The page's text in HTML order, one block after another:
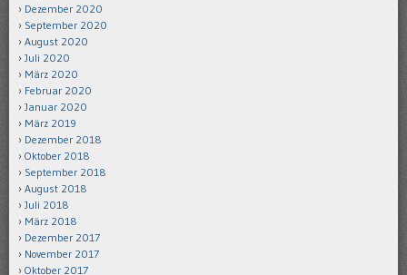
Dezember 2020
September 2020
August 2020
Juli 2020
März 2020
Februar 2020
Januar 2020
März 2019
Dezember 2018
Oktober 2018
September 2018
August 2018
Juli 2018
März 2018
Dezember 2017
November 2017
Oktober 2017